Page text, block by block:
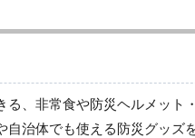
る、非常食や防災ヘルメッ
治体でも使える防災グッズ